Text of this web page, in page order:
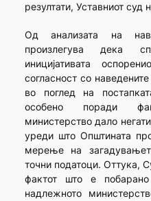
резултати, Уставниот
Од анализата на
произлегува дека
иницијативата
согласност со
во поглед на
особено поради
министерство дало
уреди што Општината
мерење на
точни податоци. Оттука,
фактот што е
надлежното